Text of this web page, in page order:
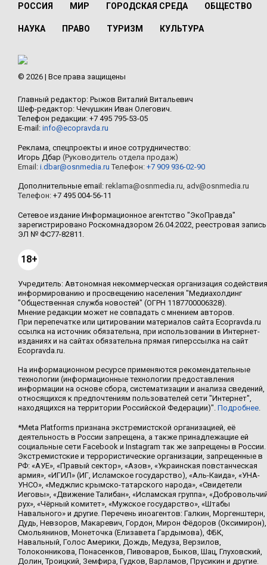
РОССИЯ МИР ГОРОДСКАЯ СРЕДА ОБЩЕСТВО
НАУКА ПРАВО ТУРИЗМ КУЛЬТУРА
© 2026 | Все права защищены
Главный редактор: Рыжов Виталий Витальевич
Шеф-редактор: Чечушкин Иван Олегович.
Телефон редакции: +7 495 795-53-05
E-mail: info@ecopravda.ru
Реклама, спецпроекты и иное сотрудничество:
Игорь Дбар (Руководитель отдела продаж)
Email: i.dbar@osnmedia.ru Телефон: +7 909 936-02-90
Дополнительные email: reklama@osnmedia.ru adv@osnmedia.ru
Телефон: +7 495 004-56-11
Сетевое издание Информационное агентство "ЭкоПравда"
зарегистрировано Роскомнадзором 26.04.2022, реестровая запись
ЭЛ № ФС77-82811.
18+
Учредитель: Автономная некоммерческая организация содействия
информированию и просвещению населения "Медиахолдинг
"Общественная служба новостей" (ОГРН 1187700006328).
Мнение редакции может не совпадать с мнением авторов.
При перепечатке или цитировании материалов сайта Ecopravda.ru
ссылка на источник обязательна, при использовании в Интернет-
изданиях и на сайтах обязательна прямая гиперссылка на сайт
Ecopravda.ru.
На информационном ресурсе применяются рекомендательные
технологии (информационные технологии предоставления
информации на основе сбора, систематизации и анализа сведений,
относящихся к предпочтениям пользователей сети "Интернет",
находящихся на территории Российской Федерации)". Подробнее
*Meta Platforms признана экстремистской организацией, её
деятельность в России запрещена, а также принадлежащие ей
социальные сети Facebook и Instagram так же запрещены в России.
Экстремистские и террористические организации, запрещенные в
РФ: «АУЕ», «Правый сектор», «Азов», «Украинская повстанческая
армия», «ИГИЛ» (ИГ, Исламское государство), «Аль-Каида», «УНА-
УНСО», «Меджлис крымско-татарского народа», «Свидетели
Иеговы», «Движение Талибан», «Исламская группа»,
рух», «Чёрный комитет», «Мужское государство», «Штабы
Навального» и другие. Перечень иноагентов: Галкин, Моргенштерн,
Дудь, Невзоров, Макаревич, Гордон, Мирон Фёдоров (Оксимирон),
Смольянинов, Монеточка (Елизавета Гардымова), ФБК,
Навальный, Голос Америки, Дождь, Медуза, Верзилов,
Толоконникова, Понасенков, Пивоваров, Быков, Шац, Глуховский,
Долин, Троицкий, Земфира, Гудков, Варламов, Прусикин и другие.